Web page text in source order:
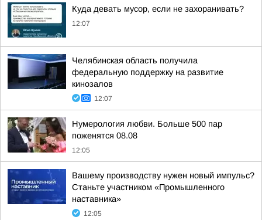
Куда девать мусор, если не захоранивать?
12:07
Челябинская область получила
федеральную поддержку на развитие
кинозалов
12:07
Нумерология любви. Больше 500 пар
поженятся 08.08
12:05
Вашему производству нужен новый импульс?
Станьте участником «Промышленного
наставника»
12:05